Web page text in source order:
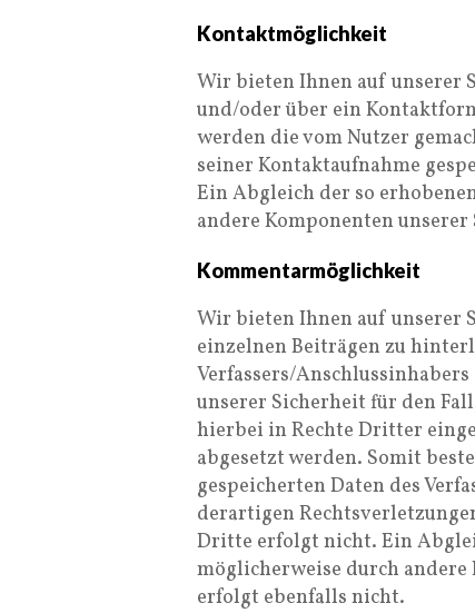
Kontaktmöglichkeit
Wir bieten Ihnen auf unserer
und/oder über ein
werden die vom Nutzer
seiner Kontaktaufnahme
Ein Abgleich der so
andere Komponenten
Kommentarmöglichkeit
Wir bieten Ihnen auf unserer
einzelnen Beiträgen zu
Verfassers/
unserer Sicherheit für den
hierbei in Rechte Dritter
abgesetzt werden. Somit
gespeicherten Daten des
derartigen
Dritte erfolgt nicht. Ein
möglicherweise durch
erfolgt ebenfalls nicht.